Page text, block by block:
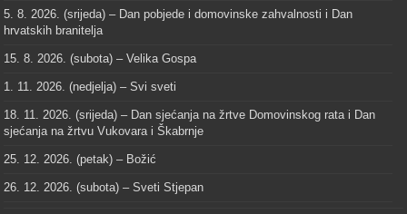
5. 8. 2026. (srijeda) – Dan pobjede i domovinske zahvalnosti i Dan
hrvatskih branitelja
15. 8. 2026. (subota) – Velika Gospa
1. 11. 2026. (nedjelja) – Svi sveti
18. 11. 2026. (srijeda) – Dan sjećanja na žrtve Domovinskog rata i Dan
sjećanja na žrtvu Vukovara i Škabrnje
25. 12. 2026. (petak) – Božić
26. 12. 2026. (subota) – Sveti Stjepan